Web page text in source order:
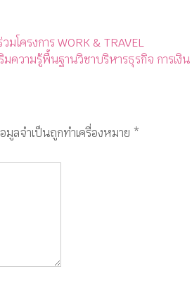
มโครงการ WORK & TRAVEL
ริมความรู้พื้นฐานวิชาบริหารธุรกิจ การ
มูลจำเป็นถูกทำเครื่องหมาย *